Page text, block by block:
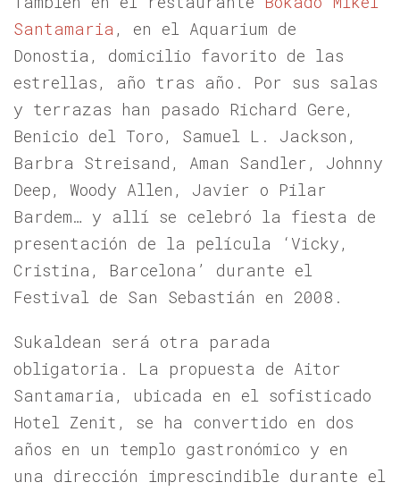
Santamaria, en el Aquarium de
Donostia, domicilio favorito de las
estrellas, año tras año. Por sus salas
y terrazas han pasado Richard Gere,
Benicio del Toro, Samuel L. Jackson,
Barbra Streisand, Aman Sandler, Johnny
Deep, Woody Allen, Javier o Pilar
Bardem… y allí se celebró la fiesta de
presentación de la película ‘Vicky,
Cristina, Barcelona’ durante el
Festival de San Sebastián en 2008.
Sukaldean será otra parada
obligatoria. La propuesta de Aitor
Santamaria, ubicada en el sofisticado
Hotel Zenit, se ha convertido en dos
años en un templo gastronómico y en
una dirección imprescindible durante el